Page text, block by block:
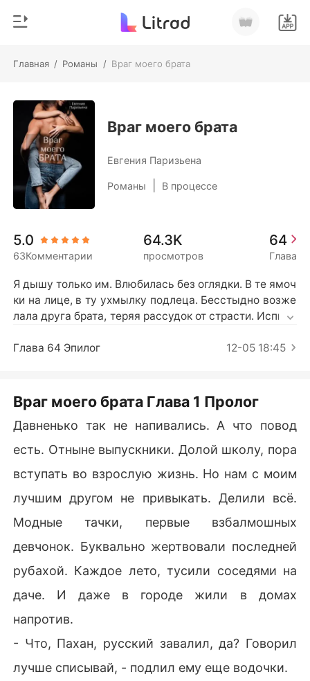
Главная / Романы / Враг моего брата
Пополнить
История чтения
Выйти
Скачать приложение
Жанр
Соврем
Оборотни
Романы
Миллиард
Короткие Рассказы
Враг моего брата
Евгения Паризьена
Романы В процессе
5.0
63Комментарии
64.3K
просмотров
64
Глава
Я дышу только им. Влюбилась без оглядки. В те ямоч
ки на лице, в ту ухмылку подлеца. Бесстыдно возже
лала друга брата, теряя рассудок от страсти. Исписа
только не знала, что являюсь лишь куклой, проститу
сть жестока, безжалостна. От дружбы остался лишь
пепел, память на общей фотографии. А я всего лишь
игрушка, ту, которую унизили и обесчестили, чтобы
насолить брату...
Глава 64 Эпилог 12-05 18:45
Враг моего брата Глава 1 Пролог
Давненько так не напивались. А что повод
есть. Отныне выпускники. Долой школу, пора
вступать во взрослую жизнь. Но нам с моим
лучшим другом не привыкать. Делили всё.
Модные тачки, первые взбалмошных
девчонок. Буквально жертвовали последней
рубахой. Каждое лето, тусили соседями на
даче. И даже в городе жили в домах
напротив.
- Что, Пахан, русский завалил, да? Говорил
лучше списывай, - подлил ему еще водочки.